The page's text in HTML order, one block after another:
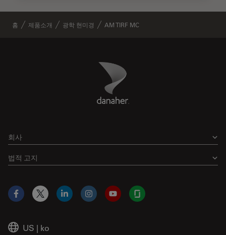
홈 제품소개 광학 현미경 AM TIRF MC
Danaher Logo
회사
법적 고지
US | ko
Facebook
X LinkedInInstagramYouTubeGlassdoor